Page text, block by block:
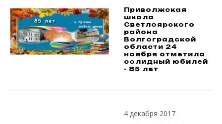
Приволжская
школа
Светлоярского
района
Волгоградской
области 24
ноября отметила
солидный юбилей
- 85 лет
4 декабря 2017